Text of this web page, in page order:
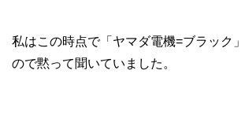
私はこの時点で「ヤマダ電機=ブラック
ので黙って聞いていました。